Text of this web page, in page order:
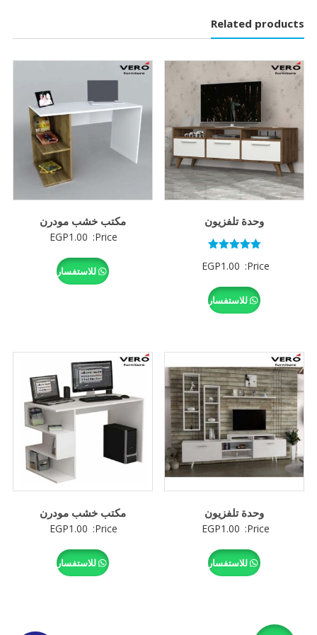
Related products
وحدة تلفزيون
5.00
Price:
EGP1.00
للاستفسار
مكتب خشب مودرن
Price:
EGP1.00
للاستفسار
وحدة تلفزيون
Price:
EGP1.00
للاستفسار
مكتب خشب مودرن
Price:
EGP1.00
للاستفسار